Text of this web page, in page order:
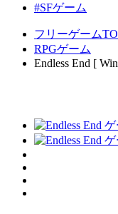
#SFゲーム
フリーゲーム
RPGゲーム
Endless End [